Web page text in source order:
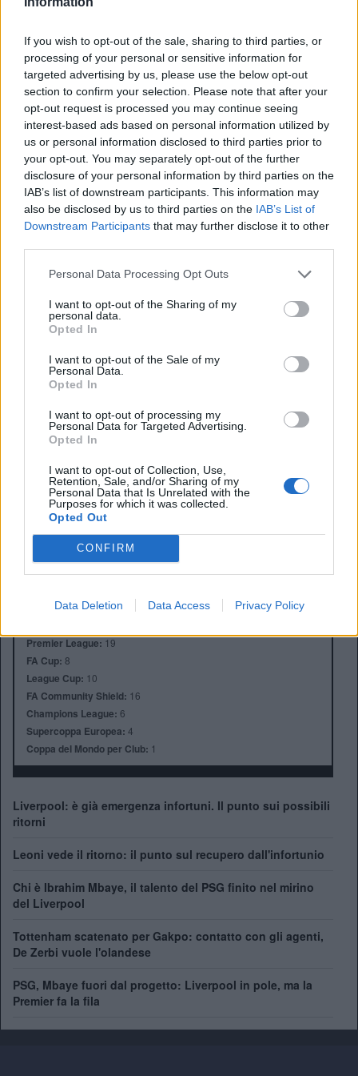
If you wish to opt-out of the sale, sharing to third parties, or
processing of your personal or sensitive information for
targeted advertising by us, please use the below opt-out
section to confirm your selection. Please note that after your
opt-out request is processed you may continue seeing
interest-based ads based on personal information utilized by
us or personal information disclosed to third parties prior to
your opt-out. You may separately opt-out of the further
disclosure of your personal information by third parties on the
IAB’s list of downstream participants. This information may
also be disclosed by us to third parties on the IAB’s List of
Downstream Participants that may further disclose it to other
Personal Data Processing Opt Outs
I want to opt-out of the Sharing of my
personal data.
Opted In
I want to opt-out of the Sale of my
Personal Data.
Opted In
I want to opt-out of processing my
Personal Data for Targeted Advertising.
Opted In
I want to opt-out of Collection, Use,
Retention, Sale, and/or Sharing of my
Personal Data that Is Unrelated with the
Purposes for which it was collected.
Opted Out
CONFIRM
Data Deletion Data Access Privacy Policy
“Personalmente, posso gestirlo,
gli ex giocatori di punta hanno una responsabilità nei
confronti della nuova generazione.Le critiche sono
assolutamente normali e fanno parte del gioco, e penso
che debbano rimanere tali. Ma a volte le critiche diventano
anche clickbait, dicono cose per provocare, e non pensano
alle ripercussioni sul lato psicologico dei giocatori, e in
particolare delle giovani generazioni, che
costantemente sui social media.” Van Dijk prosegue:
“Potete dire: ‘Sì, non dovresti essere sui social media’, è
quello che ho detto loro un sacco di volte.C’è sempre
questa cosa per cui quando giochi una buona partita, i
media,o ricevi critiche negative, può davvero
anche attualmente, perché non è facile.”
Anno di Fondazione:
Anfield (45.276)
Città:Liverpool
Manager: Arne Slot
Premier League: 19
FA Cup: 8
League Cup: 10
FA Community Shield: 16
Champions League: 6
Supercoppa Europea: 4
Coppa del Mondo per Club: 1
Liverpool: è già emergenza infortuni. Il punto sui possibili
ritorni
Leoni vede il ritorno: il punto sul recupero dall'infortunio
Chi è Ibrahim Mbaye, il talento del PSG finito nel mirino
del Liverpool
Tottenham scatenato per Gakpo: contatto con gli agenti,
De Zerbi vuole l'olandese
PSG, Mbaye fuori dal progetto: Liverpool in pole, ma la
Premier fa la fila